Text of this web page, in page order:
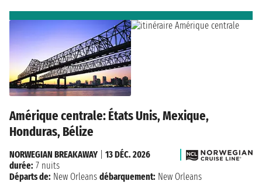
Amérique centrale: États Unis, Mexique,
Honduras, Bélize
NORWEGIAN BREAKAWAY
13 DÉC. 2026
durée: 7 nuits
Départs de: New Orleans débarquement: New Orleans